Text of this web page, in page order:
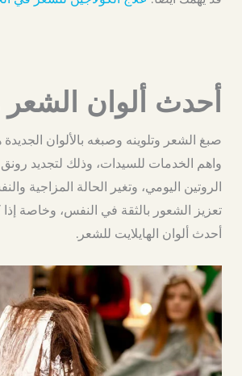
أحدث ألوان الشعر
صبغ الشعر وتلوينه وصبغه بالألوان
واهم الخدمات للسيدات، وذلك لتجديد
الروتين اليومي، وتغير الحالة المزاجية
تعزيز الشعور بالثقة في النفس، وخاصة
أحدث ألوان الهايلايت للشعر.